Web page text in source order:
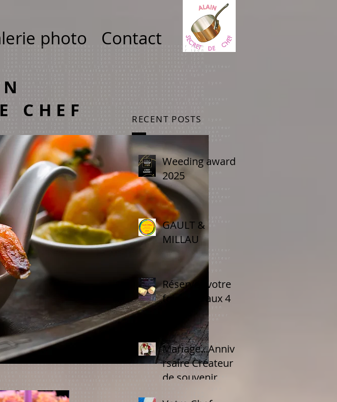
photo Contact
traiteur lyon traiteur lyon traiteur lyon traiteur lyon traiteur lyon traiteur lyon traiteur lyon traiteur lyon traiteur lyon traiteur lyon traiteur lyon traiteur lyon traiteur lyon traiteur lyon traiteur lyon traiteur lyon traiteur lyon traiteur lyon traiteur lyon traiteur lyon traiteur lyon traiteur lyon traiteur lyon traiteur lyon traiteur lyon traiteur lyon traiteur lyon traiteur lyon traiteur lyon traiteur lyon traiteur lyon traiteur lyon traiteur lyon traiteur lyontraiteur lyon traiteur lyon traiteur lyon traiteur lyon traiteur lyon traiteur lyon traiteur lyontraiteur lyon traiteur lyon traiteur lyon traiteur lyon traiteur lyon traiteur lyon traiteur lyontraiteur lyon traiteur lyon traiteur lyon traiteur lyon traiteur lyon traiteur lyon traiteur lyon traiteur lyon traiteur lyon traiteur lyon traiteur lyon traiteur lyon traiteur lyon traiteur lyon traiteur lyon traiteur lyon traiteur lyon traiteur lyon traiteur lyon traiteur lyon traiteur lyon traiteur lyon traiteur lyon traiteur lyon traiteur lyon traiteur lyon traiteur lyon traiteur lyon traiteur lyon traiteur lyon traiteur lyon traiteur lyon traiteur lyon traiteur lyon traiteur lyon traiteur lyon traiteur lyon traiteur lyon traiteur lyon traiteur lyon traiteur lyon traiteur lyon traiteur lyon traiteur lyon traiteur lyon traiteur lyon traiteur lyon traiteur lyon traiteur lyon traiteur lyon traiteur lyon traiteur lyon traiteur lyon traiteur lyon traiteur lyon traiteur lyon traiteur lyon traiteur lyon traiteur lyon traiteur lyon traiteur lyon traiteur lyon traiteur lyontraiteur lyon traiteur lyon traiteur lyon traiteur lyon traiteur lyon traiteur lyon traiteur lyontraiteur lyon traiteur lyon traiteur lyon traiteur lyon traiteur lyon traiteur lyon traiteur lyontraiteur lyon traiteur lyon traiteur lyon traiteur lyon traiteur lyon traiteur lyon traiteur lyon traiteur lyon traiteur lyon traiteur lyon traiteur lyon traiteur lyon traiteur lyon traiteur lyon traiteur lyon traiteur lyon traiteur lyon traiteur lyon traiteur lyon traiteur lyon traiteur lyon traiteur lyon traiteur lyon traiteur lyon traiteur lyon traiteur lyon traiteur lyon traiteur lyon traiteur lyon traiteur lyon traiteur lyon traiteur lyon traiteur lyon traiteur lyon traiteur lyon traiteur lyon traiteur lyon traiteur lyon traiteur lyon traiteur lyon traiteur lyon traiteur lyon traiteur lyon traiteur lyon traiteur lyon traiteur lyon traiteur lyon traiteur lyon traiteur lyon traiteur lyon traiteur lyon traiteur lyon traiteur lyon traiteur lyon traiteur lyon traiteur lyon traiteur lyon traiteur lyon traiteur lyon traiteur lyon traiteur lyon traiteur lyon traiteur lyontraiteur lyon traiteur lyon traiteur lyon traiteur lyon traiteur lyon traiteur lyon traiteur lyontraiteur lyon traiteur lyon traiteur lyon traiteur lyon traiteur lyon traiteur lyon traiteur lyontraiteur lyon traiteur lyon traiteur lyon traiteur lyon traiteur lyon traiteur lyon traiteur lyon traiteur lyon traiteur lyon traiteur lyon traiteur lyon traiteur lyon traiteur lyon traiteur lyon traiteur lyon traiteur lyon traiteur lyon traiteur lyon traiteur lyon traiteur lyon traiteur lyon traiteur lyon traiteur lyon traiteur lyon traiteur lyon traiteur lyon traiteur lyon traiteur lyon traiteur lyon traiteur lyon traiteur lyon traiteur lyon traiteur lyon traiteur lyon traiteur lyon traiteur lyon traiteur lyon traiteur lyon traiteur lyon traiteur lyon traiteur lyon traiteur lyon traiteur lyon traiteur lyon traiteur lyon traiteur lyon traiteur lyon traiteur lyon traiteur lyon traiteur lyon traiteur lyon traiteur lyon traiteur lyon traiteur lyon traiteur lyon traiteur lyon traiteur lyon traiteur lyon traiteur lyon traiteur lyon traiteur lyon traiteur lyon traiteur lyontraiteur lyon traiteur lyon traiteur lyon traiteur lyon traiteur lyon traiteur lyon traiteur lyontraiteur lyon traiteur lyon traiteur lyon traiteur lyon traiteur lyon traiteur lyon traiteur lyontraiteur lyon traiteur lyon traiteur lyon traiteur lyon traiteur lyon traiteur lyon traiteur lyon traiteur lyon traiteur lyon traiteur lyon traiteur lyon traiteur lyon traiteur lyon traiteur lyon traiteur lyon traiteur lyon traiteur lyon traiteur lyon traiteur lyon traiteur lyon traiteur lyon traiteur lyon traiteur lyon traiteur lyon traiteur lyon traiteur lyon traiteur lyon traiteur lyon traiteur lyon traiteur lyon tra
CHEF
RECENT POSTS
Weeding award
2025
GAULT &
MILLAU
Réservez votre
foie gras aux 4
Mariage...Annive
rsaire Créateur
de souvenir